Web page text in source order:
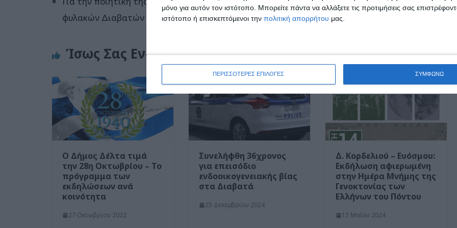
μόνο για αυτόν τον ιστότοπο. Μπορείτε πάντα να αλλάξετε τις προτιμήσεις σας
ιστότοπο ή επισκεπτόμενοι την πολιτική απορρήτου μας.
ΠΕΡΙΣΣΟΤΕΡΕΣ ΕΠΙΛΟΓΕΣ ΣΥΜΦΩΝΩ
φυλακών Διαβατών
Ίσως Σας Ενδιαφέρει
Ο Δήμος Δέλτα τιμά
την 28η Οκτωβρίου – Το
πρόγραμμα των
εκδηλώσεων ανά
κοινότητα
27 Οκτωβρίου 2022
Συνελήφθη 36χρονος
για επεισόδιο
ενδοοικογενειακής βίας
στα Διαβατά
25 Δεκεμβρίου 2024
Δ. Κορδελιού – Ευόσμου:
Εκδήλωση αφιερωμένη
στην Ημέρα Μνήμης της
Γενοκτονίας των
Ελλήνων του Πόντου
13 Μαΐου 2024